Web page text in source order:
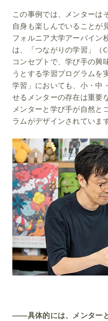
この事例では、メンターは
自身も楽しんでいることが
フォルニア大学アーバイン
は、「つながりの学習」
コンセプトで、学び手の興
うとする学習プログラムを
学習」においても、小・中
せるメンターの存在は重要
メンターと学び手が自然と
ラムがデザインされています
――具体的には、メンター